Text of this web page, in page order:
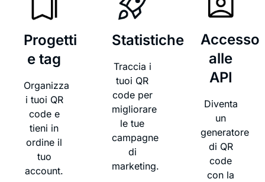
Progetti
e tag
Organizza
i tuoi QR
code e
tieni in
ordine il
tuo
account.
Statistiche
Traccia i
tuoi QR
code per
migliorare
le tue
campagne
di
marketing.
Accesso
alle
API
Diventa
un
generatore
di QR
code
con la